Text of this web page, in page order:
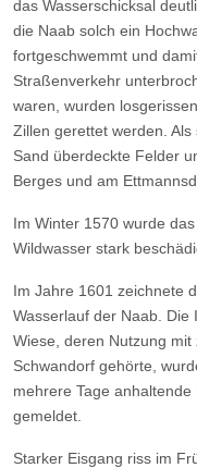
das Wasserschicksal
die Naab solch ein
fortgeschwemmt und
Straßenverkehr
waren, wurden
Zillen gerettet werden.
Sand überdeckte Felder
Berges und am
Im Winter 1570 wurde
Wildwasser stark
Im Jahre 1601 zeichnete
Wasserlauf der Naab.
Wiese, deren Nutzung
Schwandorf gehörte,
mehrere Tage
gemeldet.
Starker Eisgang riss im